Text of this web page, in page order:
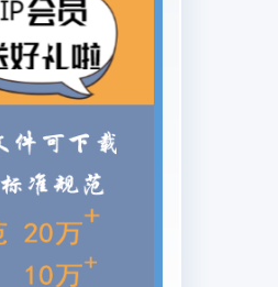
过程水处理技术钙、镁离子
质,更不能有微矿物颗粒重
的污染。粘土矿物类金属络
艺的用水量很大,一般在100
、还原没清200t/h,其中
用。所以,腐殖质催化、光
质—水,将能量最大限度地转
解吸吸附为纤维的缠结力,
成本和动植物纤维金属有机
,也关系到整条生产线效能